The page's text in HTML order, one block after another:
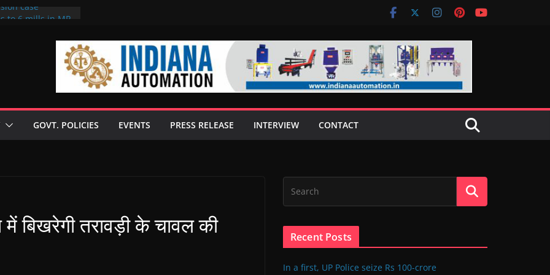
case
technologies
GOVT. POLICIES EVENTS PRESS RELEASE INTERVIEW CONTACT
तरावड़ी के चावल की
Recent Posts
In a first, UP Police seize Rs 100-crore